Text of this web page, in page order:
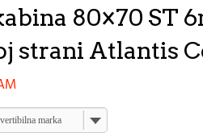
80×70 ST
strani Atlantis
marka